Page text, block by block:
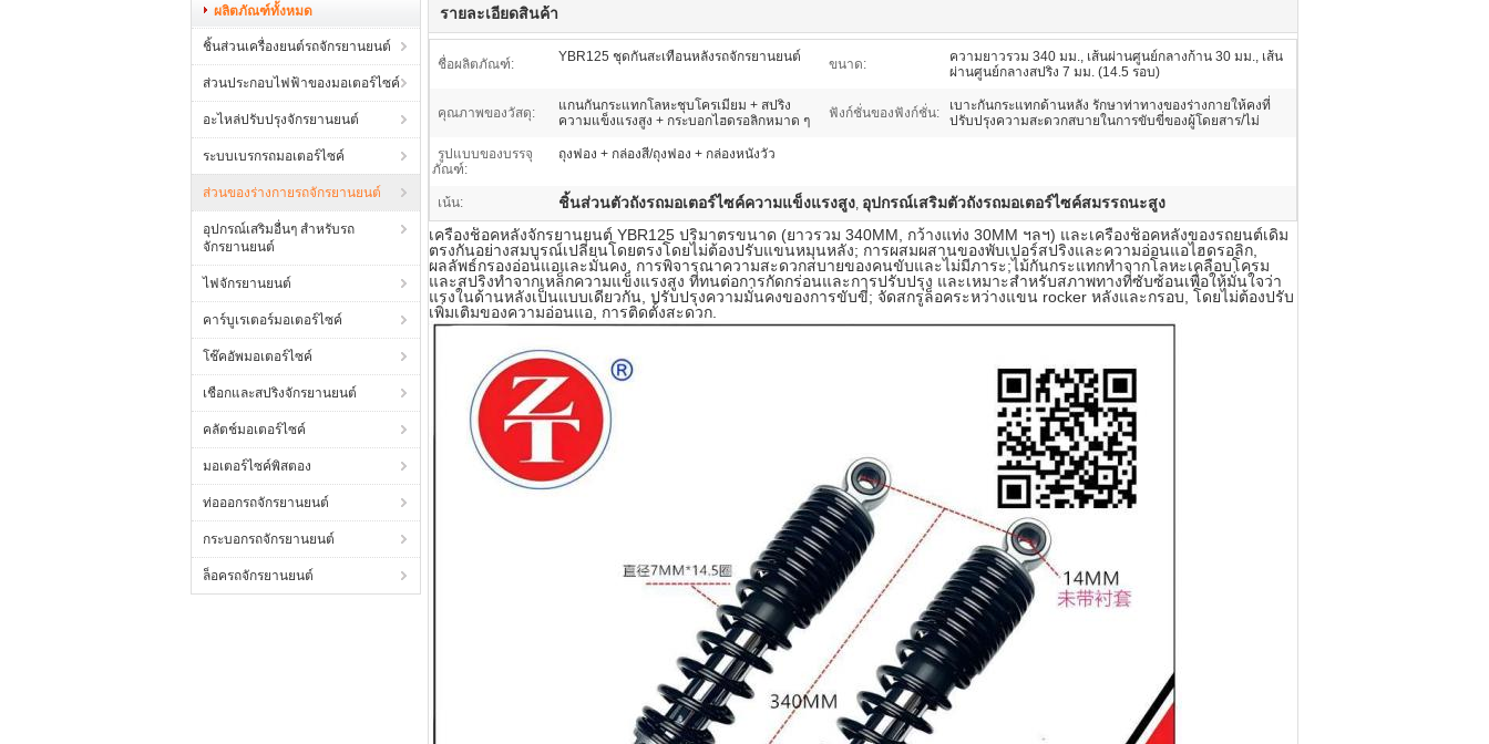
ผลิตภัณฑ์ทั้งหมด
ชิ้นส่วนเครื่องยนต์รถจักรยานยนต์
ส่วนประกอบไฟฟ้าของมอเตอร์ไซค์
อะไหล่ปรับปรุงจักรยานยนต์
ระบบเบรกรถมอเตอร์ไซค์
ส่วนของร่างกายรถจักรยานยนต์
อุปกรณ์เสริมอื่นๆ สำหรับรถ
จักรยานยนต์
ไฟจักรยานยนต์
คาร์บูเรเตอร์มอเตอร์ไซค์
โช๊คอัพมอเตอร์ไซค์
เชือกและสปริงจักรยานยนต์
คลัตช์มอเตอร์ไซค์
มอเตอร์ไซค์พิสตอง
ท่อออกรถจักรยานยนต์
กระบอกรถจักรยานยนต์
ล็อครถจักรยานยนต์
รายละเอียดสินค้า
ชื่อผลิตภัณฑ์: YBR125 ชุดกันสะเทือนหลังรถจักรยานยนต์ ขนาด:
ความยาวรวม 340 มม., เส้นผ่านศูนย์กลางก้าน 30 มม., เส้น
ผ่านศูนย์กลางสปริง 7 มม. (14.5 รอบ)
คุณภาพของวัสดุ:
แกนกันกระแทกโลหะชุบโครเมียม + สปริง
ความแข็งแรงสูง + กระบอกไฮดรอลิกหมาด ๆ
ฟังก์ชั่นของฟังก์ชั่น:
เบาะกันกระแทกด้านหลัง รักษาท่าทางของร่างกายให้คงที่
ปรับปรุงความสะดวกสบายในการขับขี่ของผู้โดยสาร/ไม่
รูปแบบของบรรจุ
ภัณฑ์:
ถุงฟอง + กล่องสี/ถุงฟอง + กล่องหนังวัว
เน้น: ชิ้นส่วนตัวถังรถมอเตอร์ไซค์ความแข็งแรงสูง, อุปกรณ์เสริมตัวถังรถมอเตอร์ไซค์สมรรถนะสูง
เครื่องช็อคหลังจักรยานยนต์ YBR125 ปริมาตรขนาด (ยาวรวม 340MM, กว้างแท่ง 30MM ฯลฯ) และเครื่องช็อคหลังของรถยนต์เดิม
ตรงกันอย่างสมบูรณ์เปลี่ยนโดยตรงโดยไม่ต้องปรับแขนหมุนหลัง; การผสมผสานของพับเปอร์สปริงและความอ่อนแอไฮดรอลิก,
ผลลัพธ์กรองอ่อนแอและมั่นคง, การพิจารณาความสะดวกสบายของคนขับและไม่มีภาระ;ไม้กันกระแทกทําจากโลหะเคลือบโครม
และสปริงทําจากเหล็กความแข็งแรงสูง ที่ทนต่อการกัดกร่อนและการปรับปรุง และเหมาะสําหรับสภาพทางที่ซับซ้อนเพื่อให้มั่นใจว่า
แรงในด้านหลังเป็นแบบเดียวกัน, ปรับปรุงความมั่นคงของการขับขี่; จัดสกรูล็อคระหว่างแขน rocker หลังและกรอบ, โดยไม่ต้องปรับ
เพิ่มเติมของความอ่อนแอ, การติดตั้งสะดวก.